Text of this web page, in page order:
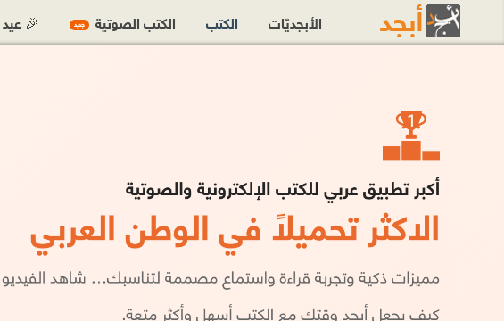
الأبجديّات الكتب الكتب الصوتية جديد 🎉